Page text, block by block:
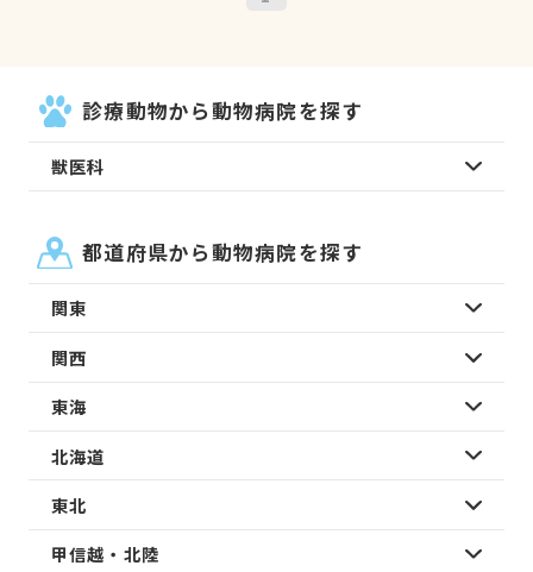
診療動物から動物病院を探す
獣医科
都道府県から動物病院を探す
関東
関西
東海
北海道
東北
甲信越・北陸